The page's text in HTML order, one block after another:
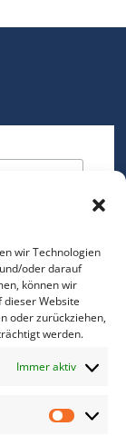
wir Technologien
oder darauf
können wir
dieser Website
oder zurückziehen,
werden.
Immer aktiv
*